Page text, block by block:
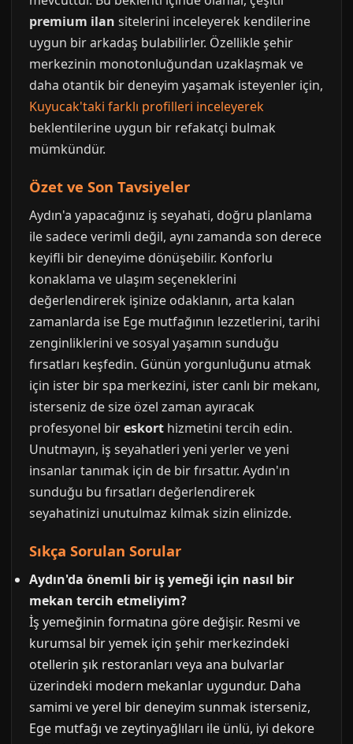
premium ilan sitelerini inceleyerek kendilerine
uygun bir arkadaş bulabilirler. Özellikle şehir
merkezinin monotonluğundan uzaklaşmak ve
daha otantik bir deneyim yaşamak isteyenler için,
Kuyucak'taki farklı profilleri inceleyerek
beklentilerine uygun bir refakatçi bulmak
mümkündür.
Özet ve Son Tavsiyeler
Aydın'a yapacağınız iş seyahati, doğru planlama
ile sadece verimli değil, aynı zamanda son derece
keyifli bir deneyime dönüşebilir. Konforlu
konaklama ve ulaşım seçeneklerini
değerlendirerek işinize odaklanın, arta kalan
zamanlarda ise Ege mutfağının lezzetlerini, tarihi
zenginliklerini ve sosyal yaşamın sunduğu
fırsatları keşfedin. Günün yorgunluğunu atmak
için ister bir spa merkezini, ister canlı bir mekanı,
isterseniz de size özel zaman ayıracak
profesyonel bireskort hizmetini tercih edin.
Unutmayın, iş seyahatleri yeni yerler ve yeni
insanlar tanımak için de bir fırsattır. Aydın'ın
sunduğu bu fırsatları değerlendirerek
seyahatinizi unutulmaz kılmak sizin elinizde.
Sıkça Sorulan Sorular
Aydın'da önemli bir iş yemeği için nasıl bir
mekan tercih etmeliyim?
İş yemeğinin formatına göre değişir. Resmi ve
kurumsal bir yemek için şehir merkezindeki
otellerin şık restoranları veya ana bulvarlar
üzerindeki modern mekanlar uygundur. Daha
samimi ve yerel bir deneyim sunmak isterseniz,
Ege mutfağı ve zeytinyağlıları ile ünlü, iyi dekore